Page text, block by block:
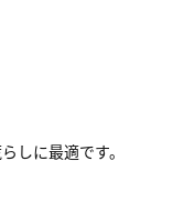
しに最適です。